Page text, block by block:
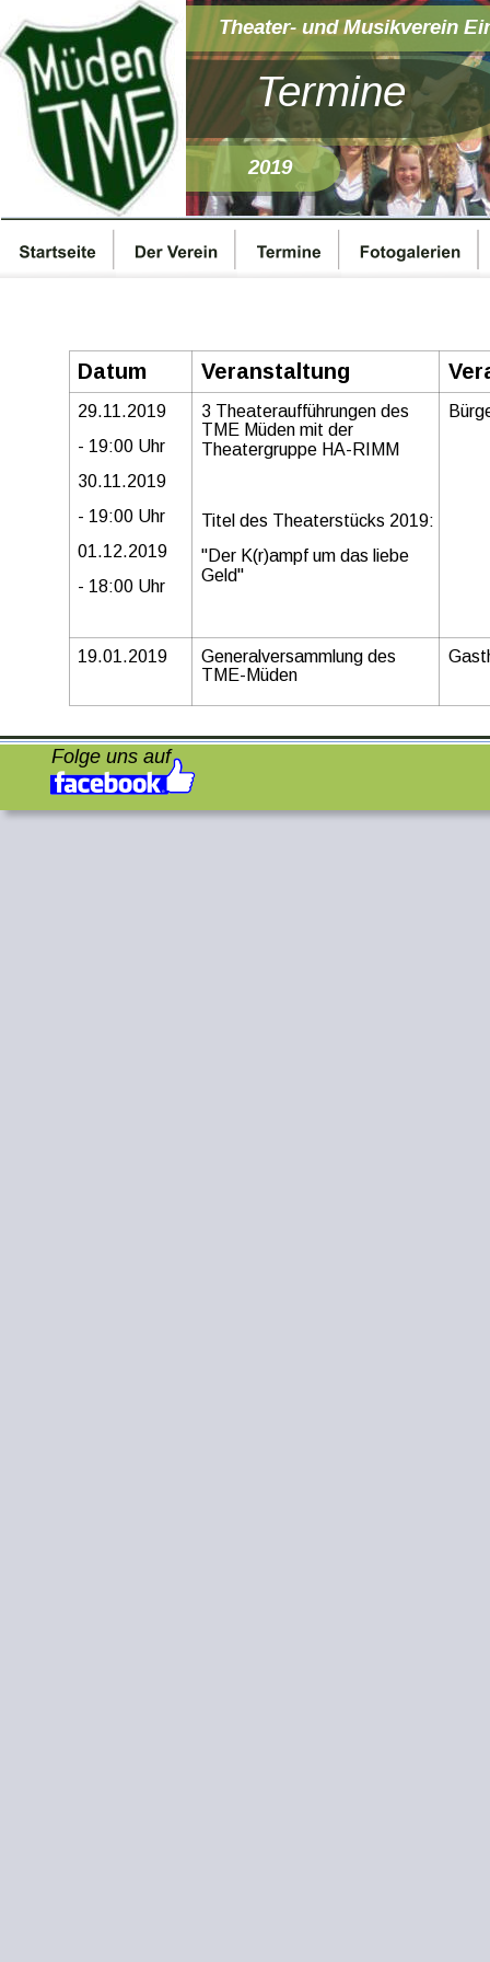
2019
Termine
Theater- und Musikverein
Datum Veranstaltung
29.11.2019
- 19:00 Uhr
30.11.2019
- 19:00 Uhr
01.12.2019
- 18:00 Uhr
3 Theateraufführungen des
TME Müden mit der
Theatergruppe HA-RIMM
Titel des Theaterstücks 2019:
"Der K(r)ampf um das liebe
Geld"
19.01.2019
Generalversammlung des
TME-Müden
Folge uns auf